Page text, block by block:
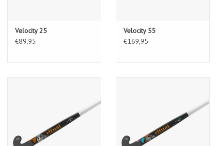
Velocity 25
€89,95
Velocity 55
€169,95